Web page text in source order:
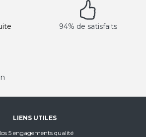
94% de satisfaits
LIENS UTILES
5 engagements qualité